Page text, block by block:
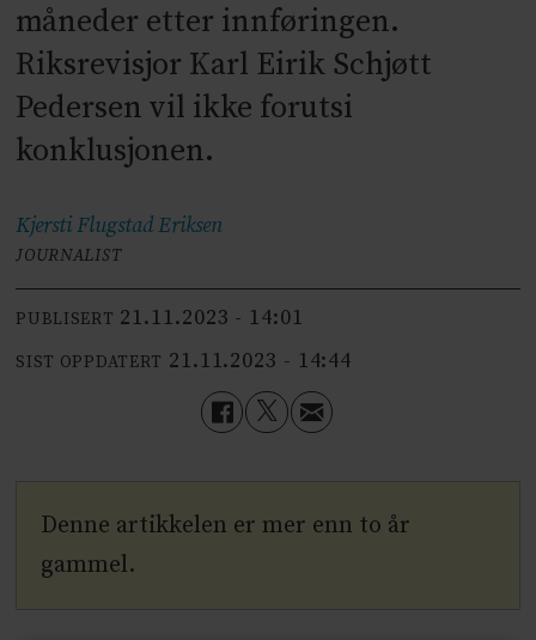
måneder etter innføringen.
Riksrevisjor Karl Eirik Schjøtt
Pedersen vil ikke forutsi
konklusjonen.
Kjersti FlugstadEriksen
JOURNALIST
PUBLISERT 21.11.2023 - 14:01
SIST OPPDATERT 21.11.2023 - 14:44
Denne artikkelen er mer enn to år
gammel.